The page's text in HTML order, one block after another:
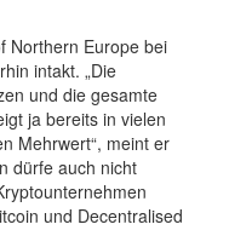
Northern Europe bei
intakt. „Die
und die gesamte
ja bereits in vielen
Mehrwert“, meint er
dürfe auch nicht
und Decentralised